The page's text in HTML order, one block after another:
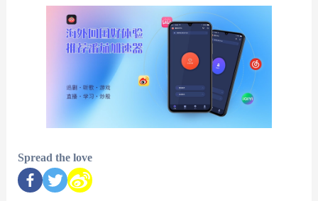
Spread the love